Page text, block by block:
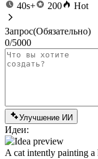
40s+
200 Hot
Запрос(Обязательно)
0/5000
Улучшение ИИ
Идеи:
A cat intently painting a